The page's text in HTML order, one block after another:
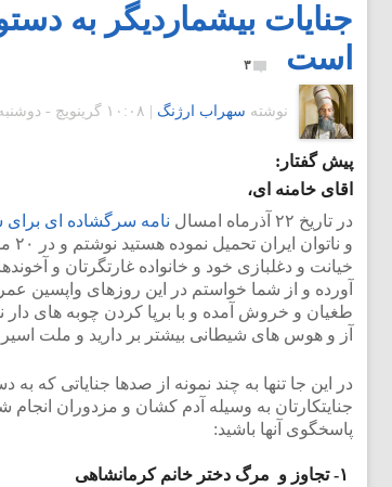
جنایات بیشماردیگر به
است
۳
نوشته سهراب ارژنگ ۱۰:۰۸ گرينويچ - دوشنبه ۱۶ اسفند ۱۳۹۵
پیش گفتار:
اقای خامنه ای،
در تاریخ ۲۲ آذرماه امسال
نامه سرگشاده ای برای
و
خیانت و دغلبازی خود و خانواده غارتگرتان و
آورده و از شما خواستم در این روزهای واپسین
طغیان و خروش آمده و با برپا کردن چوبه های دار
آز و هوس های شیطانی بیشتر بر دارید و ملت اسیر
در این جا تنها به چند نمونه از صدها جنایاتی که
جنایتکارتان به وسیله آدم کشان و مزدوران
پاسخگوی آنها باشید: